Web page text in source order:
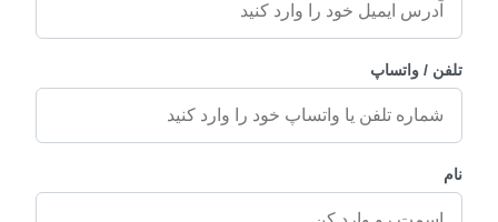
تلفن / واتساپ
نام